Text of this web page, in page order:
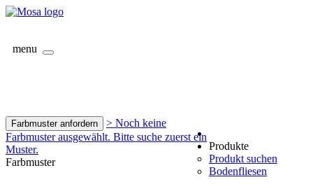
menu
Farbmuster anfordern
> Noch keine
Farbmuster ausgewählt. Bitte suche zuerst ein
Muster.
Farbmuster
Produkte
Produkt suchen
Bodenfliesen